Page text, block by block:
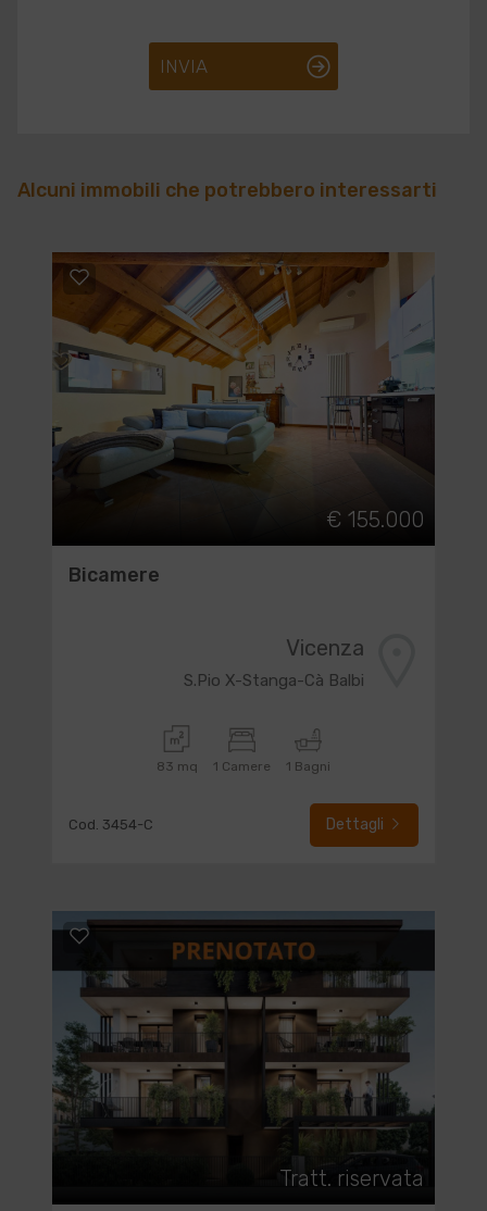
INVIA
Alcuni immobili che potrebbero interessarti
€ 155.000
Bicamere
Vicenza
S.Pio X-Stanga-Cà Balbi
83 mq 1 Camere 1 Bagni
Cod. 3454-C Dettagli
Tratt. riservata